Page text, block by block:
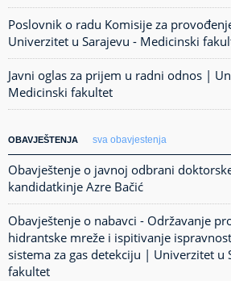
Poslovnik o radu Komisije za
Univerzitet u Sarajevu - Medicinski
Javni oglas za prijem u radni odnos |
Medicinski fakultet
OBAVJEŠTENJA sva obavjestenja
Obavještenje o javnoj odbrani
kandidatkinje Azre Bačić
Obavještenje o nabavci - Održavanje
hidrantske mreže i ispitivanje
sistema za gas detekciju | Univerzitet u
fakultet